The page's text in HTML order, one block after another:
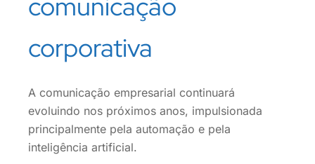
corporativa
A comunicação empresarial continuará
evoluindo nos próximos anos, impulsionada
principalmente pela automação e pela
inteligência artificial.